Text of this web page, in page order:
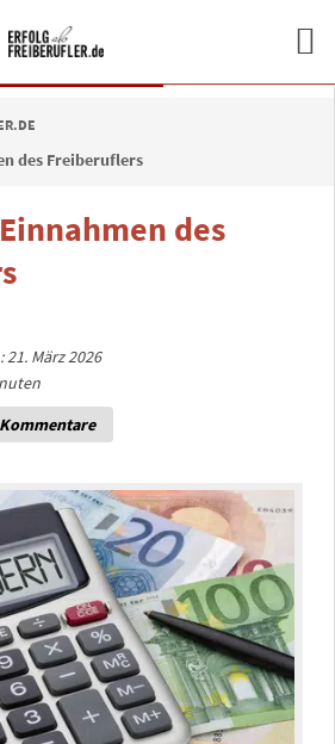
des Freiberuflers
des
März 2026
Kommentare